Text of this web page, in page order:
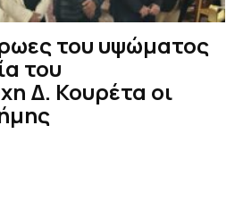
του υψώματος
του
Δ. Κουρέτα οι